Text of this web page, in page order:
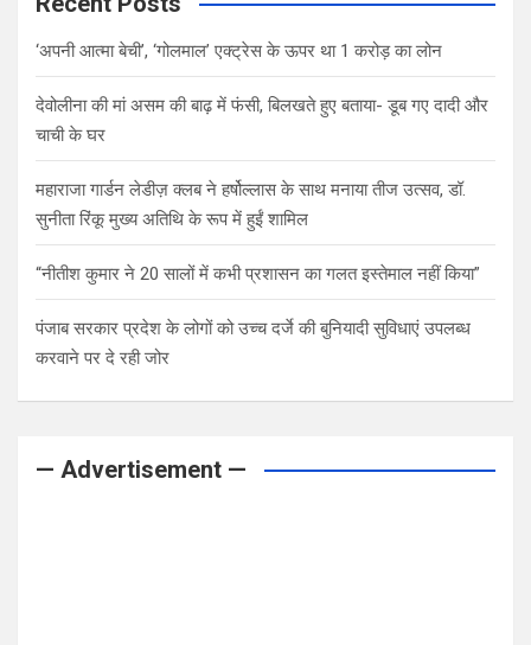
‘अपनी आत्मा बेची’, ‘गोलमाल’ एक्ट्रेस के ऊपर था 1 करोड़ का लोन
देवोलीना की मां असम की बाढ़ में फंसी, बिलखते हुए बताया- डूब गए दादी और
चाची के घर
महाराजा गार्डन लेडीज़ क्लब ने हर्षोल्लास के साथ मनाया तीज उत्सव, डॉ.
सुनीता रिंकू मुख्य अतिथि के रूप में हुईं शामिल
“नीतीश कुमार ने 20 सालों में कभी प्रशासन का गलत इस्तेमाल नहीं किया”
पंजाब सरकार प्रदेश के लोगों को उच्च दर्जे की बुनियादी सुविधाएं उपलब्ध
करवाने पर दे रही जोर
— Advertisement —